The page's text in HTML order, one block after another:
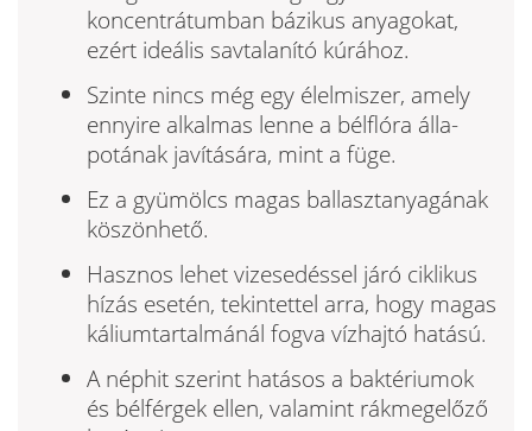
koncentrátumban bázikus anyagokat,
ezért ideális savtalanító kúrához.
Szinte nincs még egy élelmiszer, amely
ennyire alkalmas lenne a bélflóra álla­
potának javítására, mint a füge.
Ez a gyümölcs magas ballasztanyagá­nak
köszönhető.
Hasznos lehet vizesedéssel járó ciklikus
hízás esetén, tekintettel arra, hogy ma­gas
káliumtartalmánál fogva vízhajtó hatású.
A néphit szerint hatásos a baktériumok
és bélférgek ellen, valamint rákmegelő­ző